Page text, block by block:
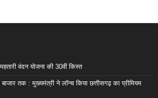
वंदन योजना की 30वीं किस्त
तक : मुख्यमंत्री ने लॉन्च किया छत्तीसगढ़ का प्रीमियम